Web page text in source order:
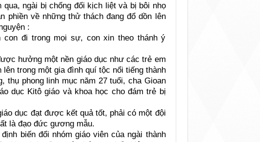
ngài bị chống đối kịch liệt và bị bôi nhọ
phiền về những thử thách đang đổ dồn lên
:
con đi trong mọi sự, con xin theo thánh ý
hưởng một nền giáo dục như các trẻ em
trong một gia đình quí tộc nổi tiếng thành
thụ phong linh mục năm 27 tuổi, cha Gioan
dục Kitô giáo và khoa học cho đám trẻ bị
dục đạt được kết quả tốt, phải có một đội
là đạo đức gương mẫu.
biến đổi nhóm giáo viên của ngài thành